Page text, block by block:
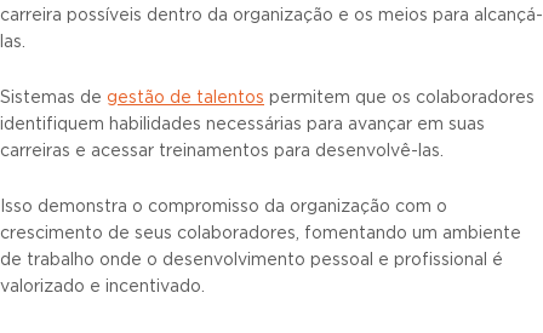
carreira possíveis dentro da organização e os meios para alcançá-
las.
Sistemas de gestão de talentos permitem que os colaboradores
identifiquem habilidades necessárias para avançar em suas
carreiras e acessar treinamentos para desenvolvê-las.
Isso demonstra o compromisso da organização com o
crescimento de seus colaboradores, fomentando um ambiente
de trabalho onde o desenvolvimento pessoal e profissional é
valorizado e incentivado.